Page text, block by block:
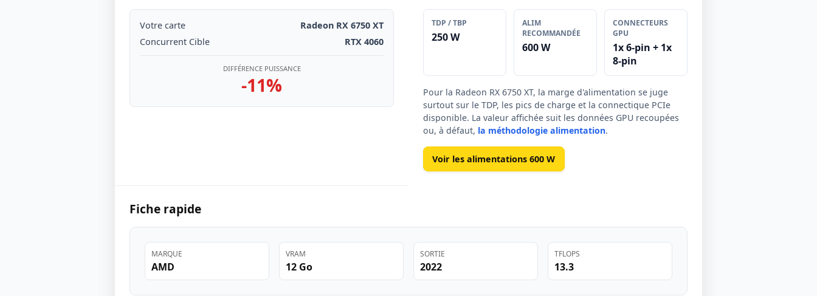
Votre carte
Radeon RX 6750 XT
Concurrent Cible
RTX 4060
DIFFÉRENCE PUISSANCE
-11%
TDP / TBP
250 W
ALIM
RECOMMANDÉE
600 W
CONNECTEURS
GPU
1x 6-pin + 1x
8-pin
Pour la Radeon RX 6750 XT, la marge d'alimentation se juge
surtout sur le TDP, les pics de charge et la connectique PCIe
disponible. La valeur affichée suit les données GPU recoupées
ou, à défaut, la méthodologie alimentation.
Voir les alimentations 600 W
Fiche rapide
MARQUE
AMD
VRAM
12 Go
SORTIE
2022
TFLOPS
13.3